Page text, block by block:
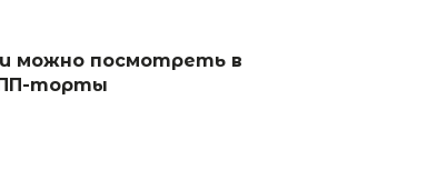
можно посмотреть в
ПП-торты